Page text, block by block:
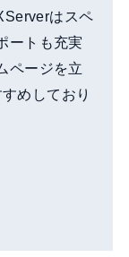
はスペ
ートも充実
ページを立
めしており